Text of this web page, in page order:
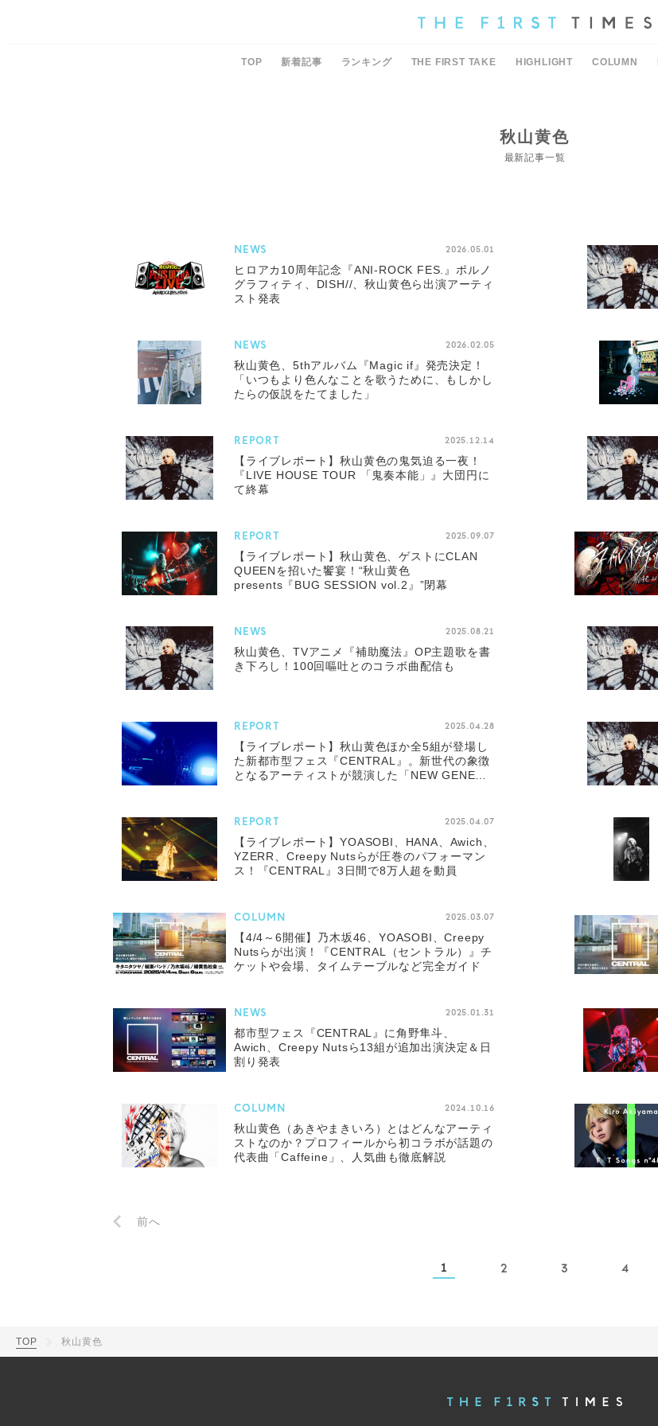
TOP 新着記事 ランキング THE FIRST TAKE HIGHLIGHT COLUMN
秋山黄色
最新記事一覧
NEWS 2026.05.01
ヒロアカ10周年記念『ANI-ROCK FES.』ポルノ
グラフィティ、DISH//、秋山黄色ら出演アーティ
スト発表
NEWS 2026.02.05
秋山黄色、5thアルバム『Magic if』発売決定！
「いつもより色んなことを歌うために、もしかし
たらの仮説をたてました」
REPORT 2025.12.14
【ライブレポート】秋山黄色の鬼気迫る一夜！
『LIVE HOUSE TOUR 「鬼奏本能」』大団円に
て終幕
REPORT 2025.09.07
【ライブレポート】秋山黄色、ゲストにCLAN
QUEENを招いた饗宴！“秋山黄色
presents『BUG SESSION vol.2』”閉幕
NEWS 2025.08.21
秋山黄色、TVアニメ『補助魔法』OP主題歌を書
き下ろし！100回嘔吐とのコラボ曲配信も
REPORT 2025.04.28
【ライブレポート】秋山黄色ほか全5組が登場し
た新都市型フェス『CENTRAL』。新世代の象徴
となるアーティストが競演した「NEW GENE
REPORT 2025.04.07
【ライブレポート】YOASOBI、HANA、Awich、
YZERR、Creepy Nutsらが圧巻のパフォーマン
ス！『CENTRAL』3日間で8万人超を動員
COLUMN 2025.03.07
【4/4～6開催】乃木坂46、YOASOBI、Creepy
Nutsらが出演！『CENTRAL（セントラル）』チ
ケットや会場、タイムテーブルなど完全ガイド
NEWS 2025.01.31
都市型フェス『CENTRAL』に角野隼斗、
Awich、Creepy Nutsら13組が追加出演決定＆日
割り発表
COLUMN 2024.10.16
秋山黄色（あきやまきいろ）とはどんなアーティ
ストなのか？プロフィールから初コラボが話題の
代表曲「Caffeine」、人気曲も徹底解説
前へ
1 2 3 4
TOP 秋山黄色